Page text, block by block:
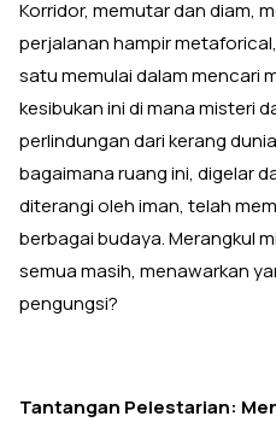
Korridor, memutar dan diam,
perjalanan hampir
satu memulai dalam mencari
kesibukan ini di mana misteri
perlindungan dari kerang
bagaimana ruang ini, digelar
diterangi oleh iman, telah
berbagai budaya. Merangkul
semua masih, menawarkan
pengungsi?
Tantangan Pelestarian: